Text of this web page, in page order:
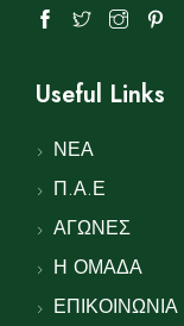
Useful Links
ΝΕΑ
Π.Α.Ε
ΑΓΩΝΕΣ
Η ΟΜΑΔΑ
ΕΠΙΚΟΙΝΩΝΙΑ